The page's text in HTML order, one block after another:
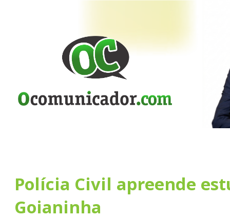
Polícia Civil apreende
Goianinha